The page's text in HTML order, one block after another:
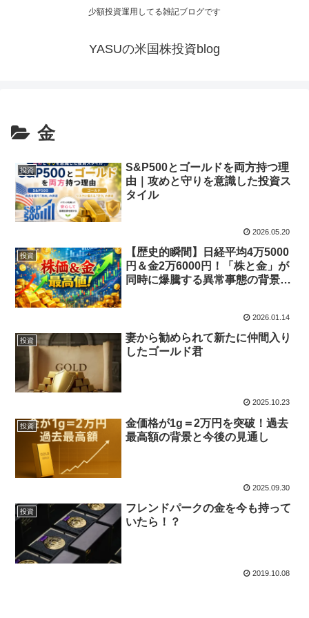
少額投資運用してる雑記ブログです
YASUの米国株投資blog
金
投資
S&P500とゴールドを両方持つ理
由｜攻めと守りを意識した投資ス
タイル
2026.05.20
投資
【歴史的瞬間】日経平均4万5000
円＆金2万6000円！「株と金」が
同時に爆騰する異常事態の背景と
2026.01.14
投資
妻から勧められて新たに仲間入り
したゴールド君
2025.10.23
投資
金価格が1g＝2万円を突破！過去
最高額の背景と今後の見通し
2025.09.30
投資
フレンドパークの金を今も持って
いたら！？
2019.10.08